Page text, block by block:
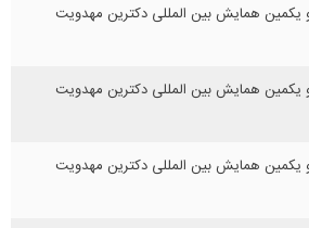
همایش بین المللی دکترین مهدویت
همایش بین المللی دکترین مهدویت
همایش بین المللی دکترین مهدویت